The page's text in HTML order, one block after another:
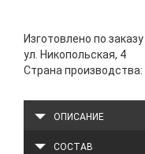
Изготовлено по
ул. Никопольская, 4
Страна производства:
ОПИСАНИЕ
СОСТАВ